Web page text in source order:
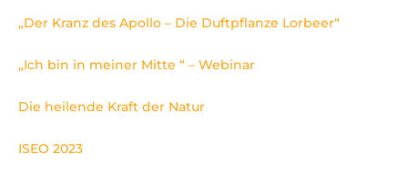
„Der Kranz des Apollo – Die Duftpflanze Lorbeer“
„Ich bin in meiner Mitte “ – Webinar
Die heilende Kraft der Natur
ISEO 2023